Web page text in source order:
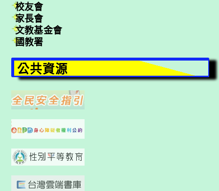
校友會
家長會
文教基金會
國教署
公共資源